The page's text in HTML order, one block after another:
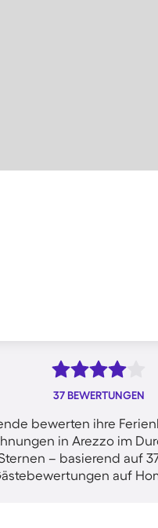
37 BEWERTUNGEN
bewerten ihre
in Arezzo im
– basierend auf
auf